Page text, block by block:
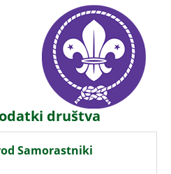
društva
Samorastniki